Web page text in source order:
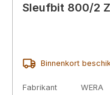
Sleufbit 800/2
Binnenkort
Fabrikant
WERA